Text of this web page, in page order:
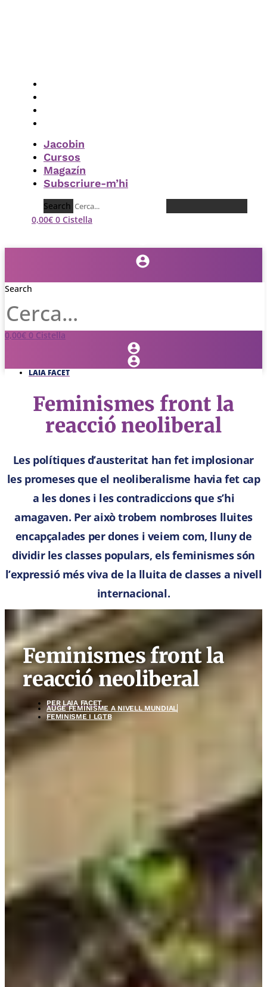
Jacobin
Cursos
Magazín
Subscriure-m’hi
Search
0,00€ 0 Cistella
Search
0,00€ 0 Cistella
LAIA FACET
Feminismes front la
reacció neoliberal
Les polítiques d’austeritat han fet implosionar
les promeses que el neoliberalisme havia fet cap
a les dones i les contradiccions que s’hi
amagaven. Per això trobem nombroses lluites
encapçalades per dones i veiem com, lluny de
dividir les classes populars, els feminismes són
l’expressió més viva de la lluita de classes a nivell
internacional.
Feminismes front la
reacció neoliberal
PERLAIA FACET
AUGE FEMINISME A NIVELL MUNDIAL
FEMINISME I LGTB